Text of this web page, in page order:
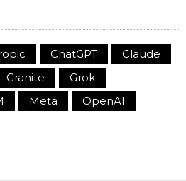
ChatGPT
Claude
Granite
Grok
Meta OpenAI